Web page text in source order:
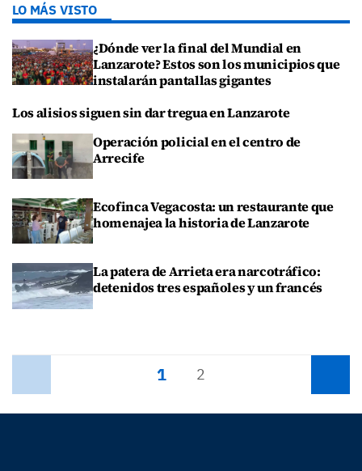
LO MÁS VISTO
¿Dónde ver la final del Mundial en
Lanzarote? Estos son los municipios que
instalarán pantallas gigantes
Los alisios siguen sin dar tregua en Lanzarote
Operación policial en el centro de
Arrecife
Ecofinca Vegacosta: un restaurante que
homenajea la historia de Lanzarote
La patera de Arrieta era narcotráfico:
detenidos tres españoles y un francés
1 2